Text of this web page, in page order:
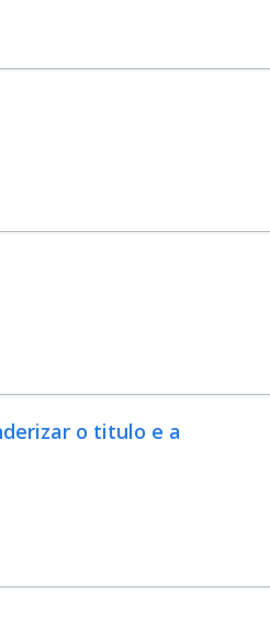
o titulo e a